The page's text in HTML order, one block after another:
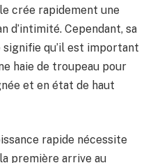
crée rapidement une
d’intimité. Cependant, sa
qu’il est important
haie de troupeau pour
et en état de haut
rapide nécessite
première arrive au